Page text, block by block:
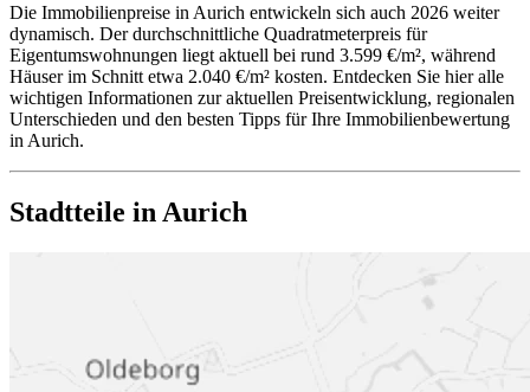
Die Immobilienpreise in Aurich entwickeln sich auch 2026 weiter
dynamisch. Der durchschnittliche Quadratmeterpreis für
Eigentumswohnungen liegt aktuell bei rund 3.599 €/m², während
Häuser im Schnitt etwa 2.040 €/m² kosten. Entdecken Sie hier alle
wichtigen Informationen zur aktuellen Preisentwicklung, regionalen
Unterschieden und den besten Tipps für Ihre Immobilienbewertung
in Aurich.
Stadtteile in Aurich